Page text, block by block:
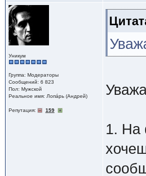
Уникум
Группа: Модераторы
Сообщений: 6 823
Пол: Мужской
Реальное имя: Лопáрь (Андрей)
Репутация: 159
1. На